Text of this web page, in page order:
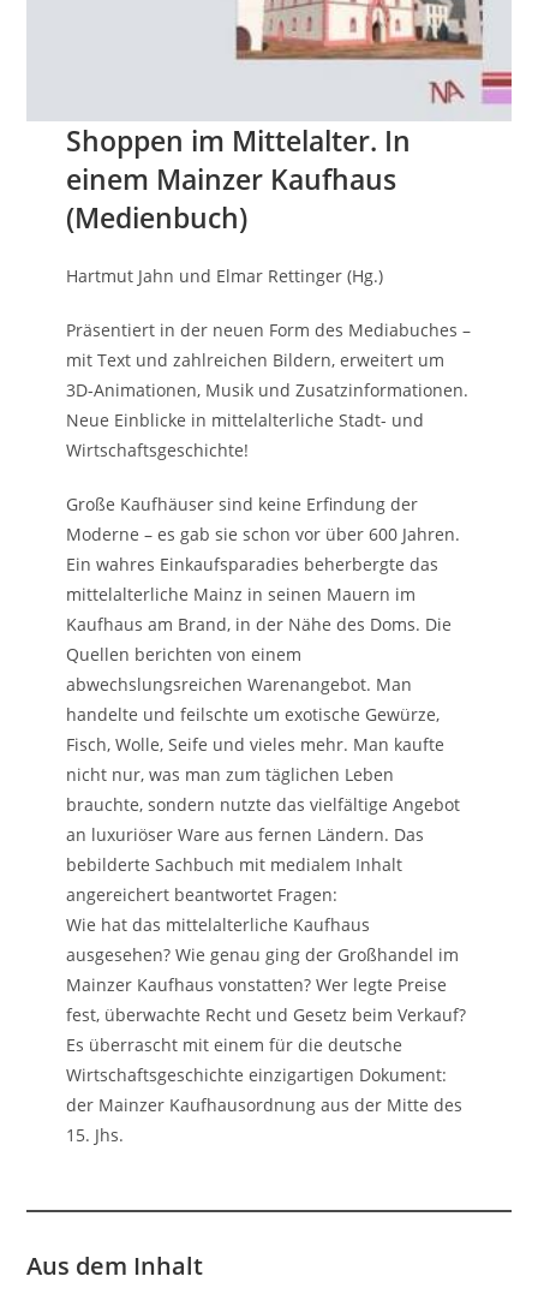
Shoppen im Mittelalter. In
einem Mainzer Kaufhaus
(Medienbuch)
Hartmut Jahn und Elmar Rettinger (Hg.)
Präsentiert in der neuen Form des Mediabuches –
mit Text und zahlreichen Bildern, erweitert um
3D-Animationen, Musik und Zusatzinformationen.
Neue Einblicke in mittelalterliche Stadt- und
Wirtschaftsgeschichte!
Große Kaufhäuser sind keine Erfindung der
Moderne – es gab sie schon vor über 600 Jahren.
Ein wahres Einkaufsparadies beherbergte das
mittelalterliche Mainz in seinen Mauern im
Kaufhaus am Brand, in der Nähe des Doms. Die
Quellen berichten von einem
abwechslungsreichen Warenangebot. Man
handelte und feilschte um exotische Gewürze,
Fisch, Wolle, Seife und vieles mehr. Man kaufte
nicht nur, was man zum täglichen Leben
brauchte, sondern nutzte das vielfältige Angebot
an luxuriöser Ware aus fernen Ländern. Das
bebilderte Sachbuch mit medialem Inhalt
angereichert beantwortet Fragen:
Wie hat das mittelalterliche Kaufhaus
ausgesehen? Wie genau ging der Großhandel im
Mainzer Kaufhaus vonstatten? Wer legte Preise
fest, überwachte Recht und Gesetz beim Verkauf?
Es überrascht mit einem für die deutsche
Wirtschaftsgeschichte einzigartigen Dokument:
der Mainzer Kaufhausordnung aus der Mitte des
15. Jhs.
Aus dem Inhalt